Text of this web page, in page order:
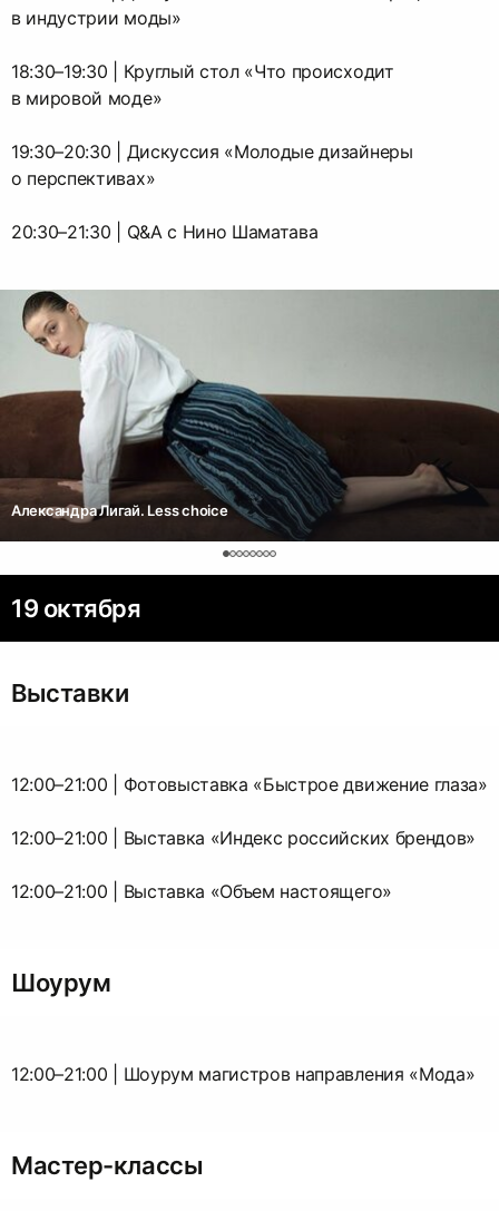
в индустрии моды»
18:30–19:30 | Круглый стол «Что происходит
в мировой моде»
19:30–20:30 | Дискуссия «Молодые дизайнеры
о перспективах»
20:30–21:30 | Q&A с Нино Шаматава
Александра Лигай. Less choice
19 октября
Выставки
12:00–21:00 | Фотовыставка «Быстрое движение глаза»
12:00–21:00 | Выставка «Индекс российских брендов»
12:00–21:00 | Выставка «Объем настоящего»
Шоурум
12:00–21:00 | Шоурум магистров направления «Мода»
Мастер-классы